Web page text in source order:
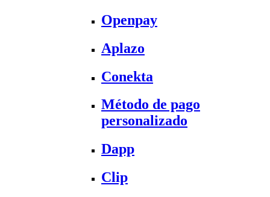
Openpay
Aplazo
Conekta
Método de pago
personalizado
Dapp
Clip